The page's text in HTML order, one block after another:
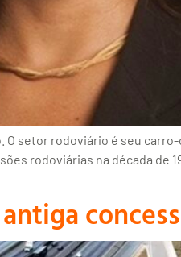
O setor rodoviário é seu
rodoviárias na década de